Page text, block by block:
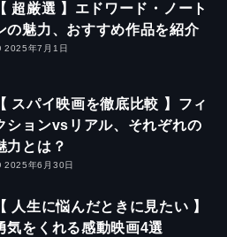
【 超厳選 】エドワード・ノート
の魅力、おすすめ作品を紹介
2025年7月1日
【 スパイ映画を徹底比較 】フィ
ションvsリアル、それぞれの
力とは？
2025年6月30日
【 人生に悩んだときに見たい 】
気をくれる感動映画4選